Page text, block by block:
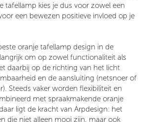
tafellamp kies je dus voor zowel een
een bewezen positieve invloed op je
oranje tafellamp design in de
om op zowel functionaliteit als
daarbij op de richting van het licht
en de aansluiting (netsnoer of
Steeds vaker worden flexibiliteit en
met spraakmakende oranje
ligt de kracht van Arpdesign: het
die niet alleen mooi zijn, maar ook